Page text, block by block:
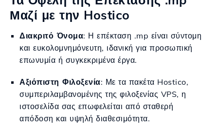
Μαζί με την Hostico
Διακριτό Όνομα: Η επέκταση .mp είναι σύντομη
και ευκολομνημόνευτη, ιδανική για προσωπική
επωνυμία ή συγκεκριμένα έργα.
Αξιόπιστη Φιλοξενία: Με τα πακέτα Hostico,
συμπεριλαμβανομένης της φιλοξενίας VPS, η
ιστοσελίδα σας επωφελείται από σταθερή
απόδοση και υψηλή διαθεσιμότητα.